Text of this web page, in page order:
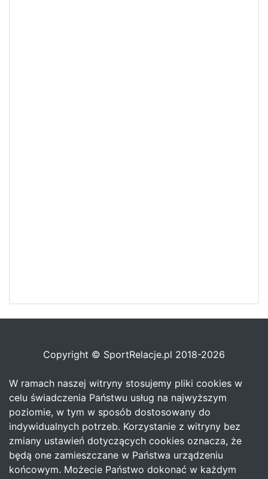
Copyright © SportRelacje.pl 2018-2026
W ramach naszej witryny stosujemy pliki cookies w
celu świadczenia Państwu usług na najwyższym
poziomie, w tym w sposób dostosowany do
indywidualnych potrzeb. Korzystanie z witryny bez
zmiany ustawień dotyczących cookies oznacza, że
będą one zamieszczane w Państwa urządzeniu
końcowym. Możecie Państwo dokonać w każdym